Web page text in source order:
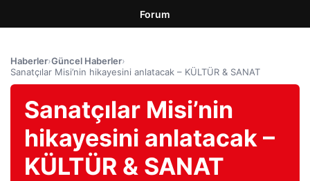
Forum
Haberler›Güncel Haberler›
Sanatçılar Misi’nin hikayesini anlatacak – KÜLTÜR & SANAT
Sanatçılar Misi’nin
hikayesini anlatacak –
KÜLTÜR & SANAT